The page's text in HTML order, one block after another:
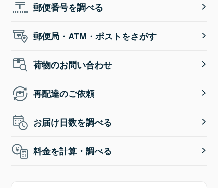
郵便番号を調べる
郵便局・ATM・ポストをさがす
荷物のお問い合わせ
再配達のご依頼
お届け日数を調べる
料金を計算・調べる